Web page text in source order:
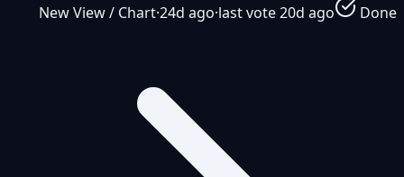
New View / Chart·24d ago·last vote20d ago Done